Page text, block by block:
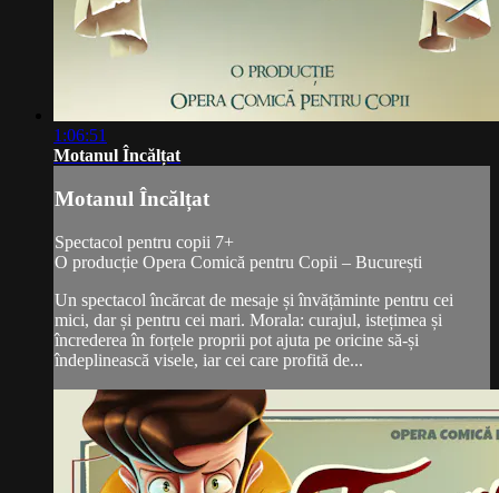
1:06:51
Motanul Încălțat
Motanul Încălțat
Spectacol pentru copii 7+
O producție Opera Comică pentru Copii – București
Un spectacol încărcat de mesaje și învățăminte pentru cei
mici, dar și pentru cei mari. Morala: curajul, istețimea și
încrederea în forțele proprii pot ajuta pe oricine să-și
îndeplinească visele, iar cei care profită de...